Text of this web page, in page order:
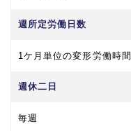
週所定労働日数
1ケ月単位の変形労働時
週休二日
毎週